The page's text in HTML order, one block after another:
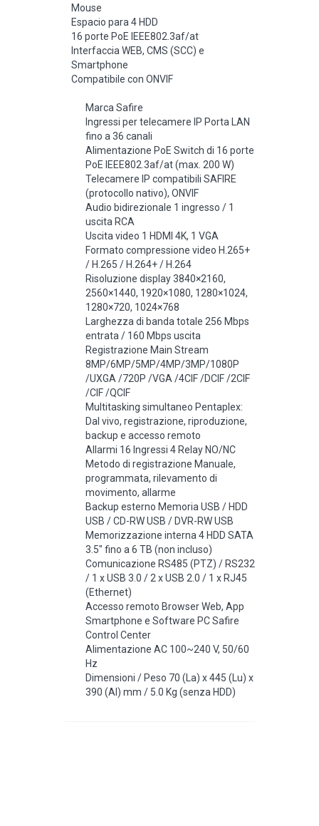
Mouse
Espacio para 4 HDD
16 porte PoE IEEE802.3af/at
Interfaccia WEB, CMS (SCC) e
Smartphone
Compatibile con ONVIF
Marca Safire
Ingressi per telecamere IP Porta LAN
fino a 36 canali
Alimentazione PoE Switch di 16 porte
PoE IEEE802.3af/at (max. 200 W)
Telecamere IP compatibili SAFIRE
(protocollo nativo), ONVIF
Audio bidirezionale 1 ingresso / 1
uscita RCA
Uscita video 1 HDMI 4K, 1 VGA
Formato compressione video H.265+
/ H.265 / H.264+ / H.264
Risoluzione display 3840×2160,
2560×1440, 1920×1080, 1280×1024,
1280×720, 1024×768
Larghezza di banda totale 256 Mbps
entrata / 160 Mbps uscita
Registrazione Main Stream
8MP/6MP/5MP/4MP/3MP/1080P
/UXGA /720P /VGA /4CIF /DCIF /2CIF
/CIF /QCIF
Multitasking simultaneo Pentaplex:
Dal vivo, registrazione, riproduzione,
backup e accesso remoto
Allarmi 16 Ingressi 4 Relay NO/NC
Metodo di registrazione Manuale,
programmata, rilevamento di
movimento, allarme
Backup esterno Memoria USB / HDD
USB / CD-RW USB / DVR-RW USB
Memorizzazione interna 4 HDD SATA
3.5″ fino a 6 TB (non incluso)
Comunicazione RS485 (PTZ) / RS232
/ 1 x USB 3.0 / 2 x USB 2.0 / 1 x RJ45
(Ethernet)
Accesso remoto Browser Web, App
Smartphone e Software PC Safire
Control Center
Alimentazione AC 100~240 V, 50/60
Hz
Dimensioni / Peso 70 (La) x 445 (Lu) x
390 (Al) mm / 5.0 Kg (senza HDD)